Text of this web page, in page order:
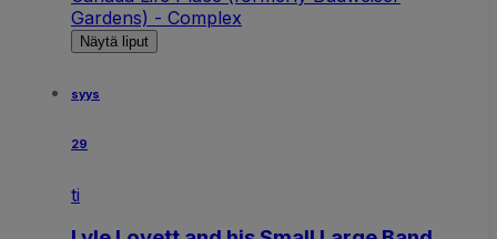
Gardens) - Complex
Näytä liput
syys
29
ti